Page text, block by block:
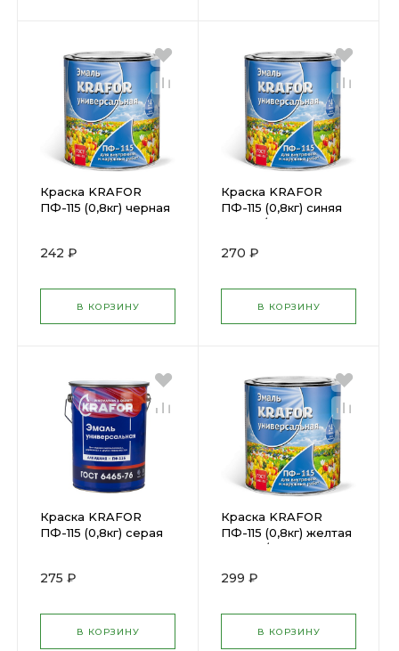
Краска KRAFOR
ПФ-115 (0,8кг) черная
242 ₽
В КОРЗИНУ
Краска KRAFOR
ПФ-115 (0,8кг) синяя
(26055/206151
270 ₽
В КОРЗИНУ
Краска KRAFOR
ПФ-115 (0,8кг) серая
275 ₽
В КОРЗИНУ
Краска KRAFOR
ПФ-115 (0,8кг) желтая
(26000/206140
299 ₽
В КОРЗИНУ